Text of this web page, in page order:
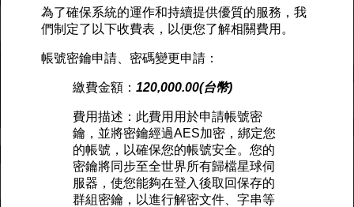
為了確保系統的運作和持續提供優質的服務，我
們制定了以下收費表，以便您了解相關費用。
帳號密鑰申請、密碼變更申請：
繳費金額： 120,000.00(台幣)
費用描述：此費用用於申請帳號密
鑰，並將密鑰經過AES加密，綁定您
的帳號，以確保您的帳號安全。您的
密鑰將同步至全世界所有歸檔星球伺
服器，使您能夠在登入後取回保存的
群組密鑰，以進行解密文件、字串等